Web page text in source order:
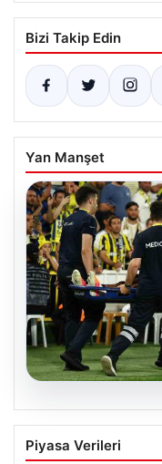
Bizi Takip Edin
Yan Manşet
05.08.2026
Piyasa Verileri